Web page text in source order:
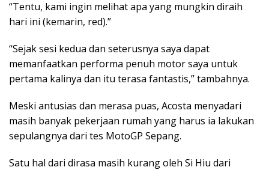
“Tentu, kami ingin melihat apa yang mungkin diraih
hari ini (kemarin, red).”
“Sejak sesi kedua dan seterusnya saya dapat
memanfaatkan performa penuh motor saya untuk
pertama kalinya dan itu terasa fantastis,” tambahnya.
Meski antusias dan merasa puas, Acosta menyadari
masih banyak pekerjaan rumah yang harus ia lakukan
sepulangnya dari tes MotoGP Sepang.
Satu hal dari dirasa masih kurang oleh Si Hiu dari